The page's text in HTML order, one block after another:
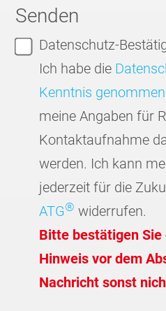
Senden
Datenschutz-
Ich habe die
Kenntnis genommen
meine Angaben für
Kontaktaufnahme
werden. Ich kann
jederzeit für die
ATG® widerrufen.
Bitte bestätigen
Hinweis vor dem
Nachricht sonst